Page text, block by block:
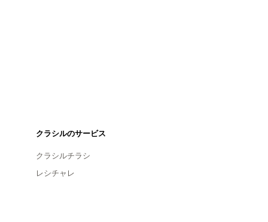
クラシルのサービス
クラシルチラシ
レシチャレ